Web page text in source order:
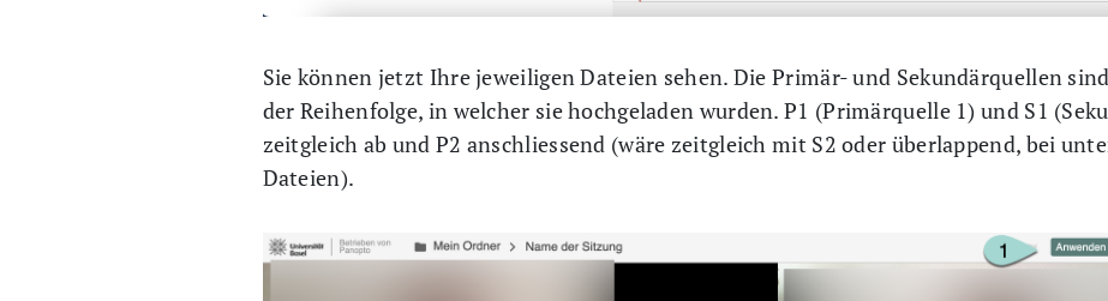
Sie können jetzt Ihre jeweiligen Dateien sehen. Die Primär- und Sekundärquellen
der Reihenfolge, in welcher sie hochgeladen wurden. P1 (Primärquelle 1) und S1
zeitgleich ab und P2 anschliessend (wäre zeitgleich mit S2 oder überlappend, bei
Dateien).